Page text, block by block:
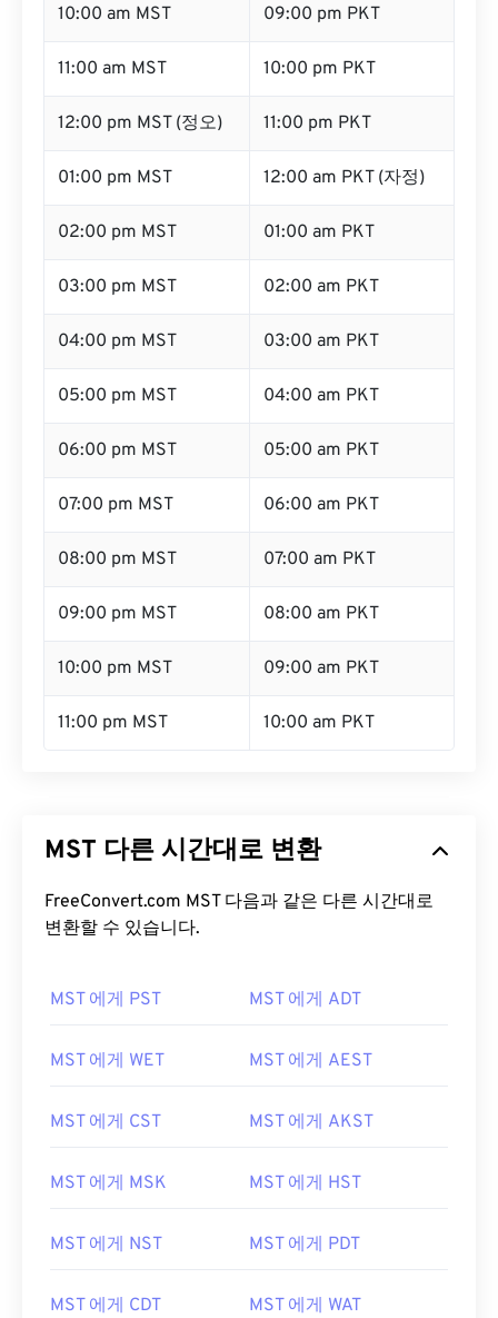
10:00 am MST 09:00 pm PKT
11:00 am MST 10:00 pm PKT
12:00 pm MST (정오) 11:00 pm PKT
01:00 pm MST 12:00 am PKT (자정)
02:00 pm MST 01:00 am PKT
03:00 pm MST 02:00 am PKT
04:00 pm MST 03:00 am PKT
05:00 pm MST 04:00 am PKT
06:00 pm MST 05:00 am PKT
07:00 pm MST 06:00 am PKT
08:00 pm MST 07:00 am PKT
09:00 pm MST 08:00 am PKT
10:00 pm MST 09:00 am PKT
11:00 pm MST 10:00 am PKT
MST 다른 시간대로 변환
FreeConvert.com MST 다음과 같은 다른 시간대로
변환할 수 있습니다.
MST 에게 PST MST 에게 ADT
MST 에게 WET MST 에게 AEST
MST 에게 CST MST 에게 AKST
MST 에게 MSK MST 에게 HST
MST 에게 NST MST 에게 PDT
MST 에게 CDT MST 에게 WAT